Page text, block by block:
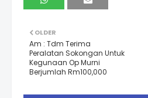
OLDER
Am : Tdm Terima
Peralatan Sokongan Untuk
Kegunaan Op Murni
Berjumlah Rm100,000